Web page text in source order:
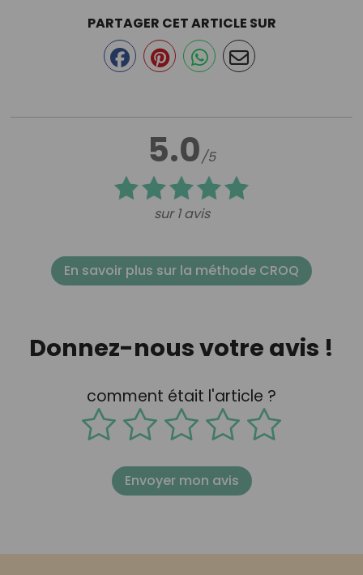
5.0/5
sur 1 avis
PARTAGER CET ARTICLE SUR
En savoir plus sur la méthode CROQ
Donnez-nous votre avis !
comment était l'article ?
Envoyer mon avis